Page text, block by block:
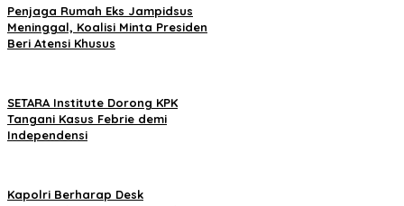
Penjaga Rumah Eks Jampidsus
Meninggal, Koalisi Minta Presiden
Beri Atensi Khusus
SETARA Institute Dorong KPK
Tangani Kasus Febrie demi
Independensi
Kapolri Berharap Desk